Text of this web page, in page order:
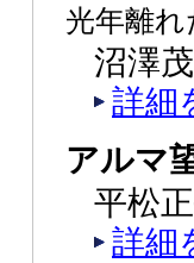
光年離
沼澤
詳細
アルマ
平松
詳細